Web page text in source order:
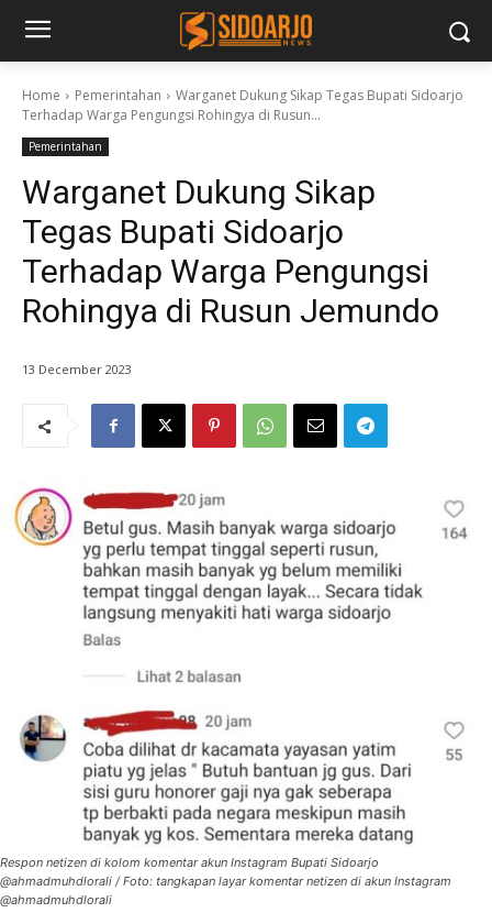
Home Pemerintahan
Warganet Dukung Sikap Tegas Bupati Sidoarjo
Terhadap Warga Pengungsi Rohingya di Rusun...
Pemerintahan
Warganet Dukung Sikap
Tegas Bupati Sidoarjo
Terhadap Warga Pengungsi
Rohingya di Rusun Jemundo
13 December 2023
Respon netizen di kolom komentar akun Instagram Bupati Sidoarjo
@ahmadmuhdlorali / Foto: tangkapan layar komentar netizen di akun Instagram
@ahmadmuhdlorali